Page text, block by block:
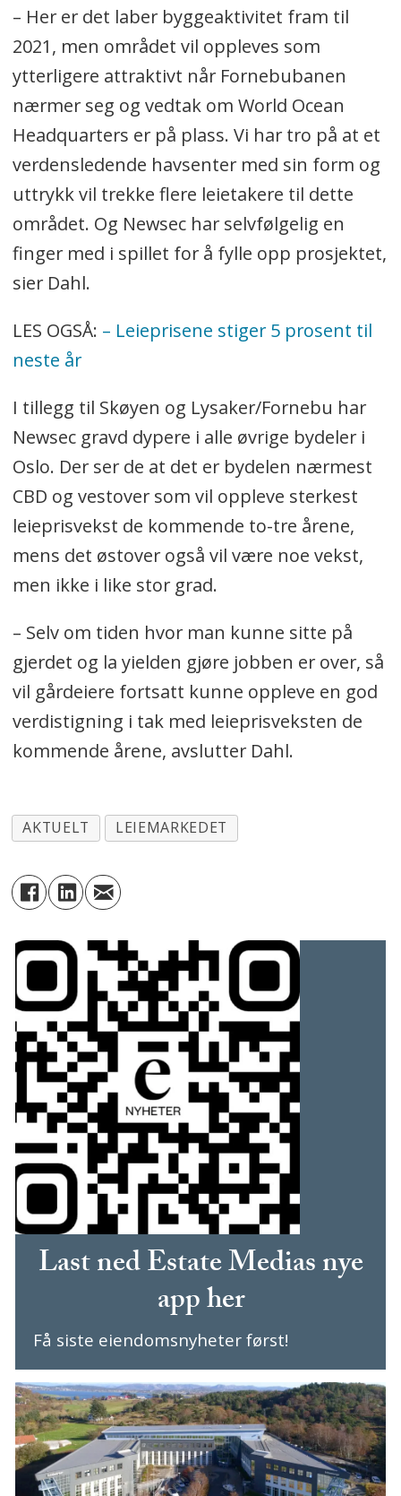
– Her er det laber byggeaktivitet fram til
2021, men området vil oppleves som
ytterligere attraktivt når Fornebubanen
nærmer seg og vedtak om World Ocean
Headquarters er på plass. Vi har tro på at et
verdensledende havsenter med sin form og
uttrykk vil trekke flere leietakere til dette
området. Og Newsec har selvfølgelig en
finger med i spillet for å fylle opp prosjektet,
sier Dahl.
LES OGSÅ: – Leieprisene stiger 5 prosent til
neste år
I tillegg til Skøyen og Lysaker/Fornebu har
Newsec gravd dypere i alle øvrige bydeler i
Oslo. Der ser de at det er bydelen nærmest
CBD og vestover som vil oppleve sterkest
leieprisvekst de kommende to-tre årene,
mens det østover også vil være noe vekst,
men ikke i like stor grad.
– Selv om tiden hvor man kunne sitte på
gjerdet og la yielden gjøre jobben er over, så
vil gårdeiere fortsatt kunne oppleve en god
verdistigning i tak med leieprisveksten de
kommende årene, avslutter Dahl.
AKTUELT LEIEMARKEDET
Last ned Estate Medias nye
app her
Få siste eiendomsnyheter først!